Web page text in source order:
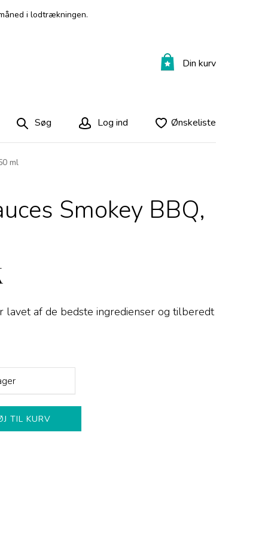
i lodtrækningen.
Din kurv
Søg Log ind Ønskeliste
ml
Smokey BBQ,
lavet af de bedste ingredienser og tilberedt
TIL KURV